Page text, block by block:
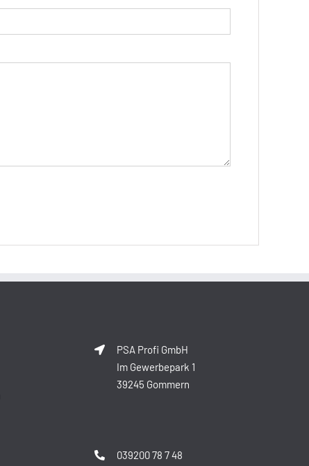
PSA Profi GmbH
Im Gewerbepark 1
39245 Gommern
039200 78 7 48